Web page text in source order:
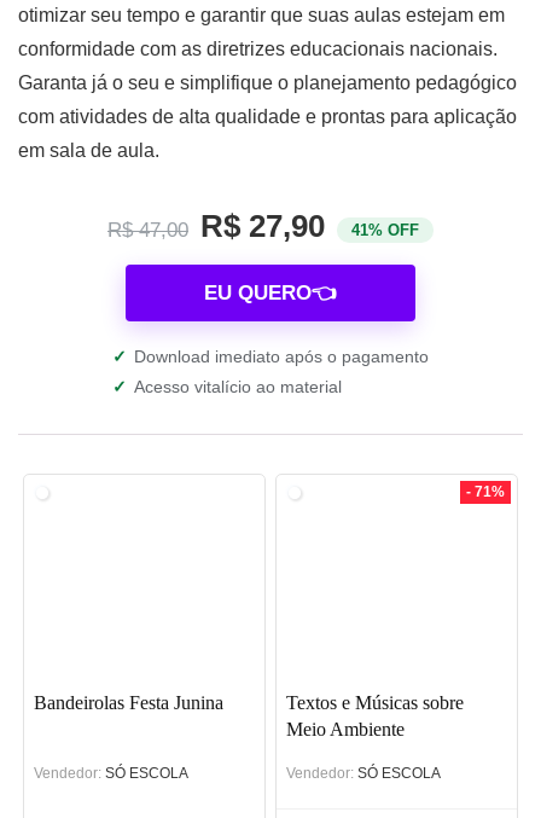
otimizar seu tempo e garantir que suas aulas estejam em
conformidade com as diretrizes educacionais nacionais.
Garanta já o seu e simplifique o planejamento pedagógico
com atividades de alta qualidade e prontas para aplicação
em sala de aula.
R$ 47,00 R$ 27,90 41% OFF
EU QUERO👈
✓ Download imediato após o pagamento
✓ Acesso vitalício ao material
Bandeirolas Festa Junina
Vendedor: SÓ ESCOLA
- 71%
Textos e Músicas sobre
Meio Ambiente
Vendedor: SÓ ESCOLA